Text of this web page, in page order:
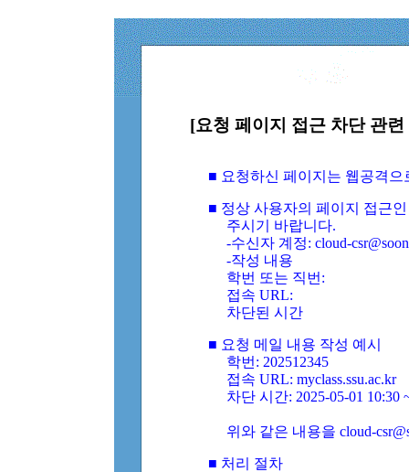
[요청 페이지 접근 차단 관
■ 요청하신 페이지는 웹공격
■ 정상 사용자의 페이지 접근
주시기 바랍니다.
-수신자 계정: cloud-
-작성 내용
학번 또는 직번:
접속 URL:
차단된 시간
■ 요청 메일 내용 작성 예시
학번: 202512345
접속 URL: myclass.ssu.ac.kr
차단 시간: 2025-05-01 10:30
위와 같은 내용을 cloud-
■ 처리 절차